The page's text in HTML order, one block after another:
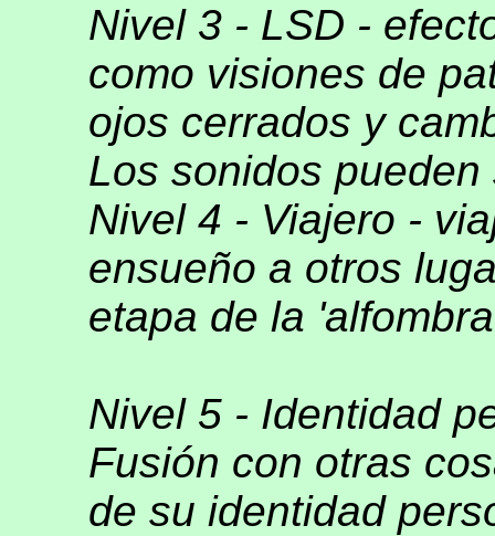
Nivel 3 - LSD -
como visiones de
ojos cerrados y
Los sonidos
Nivel 4 - Viajero -
ensueño a otros
etapa de la
Nivel 5 - Identidad
Fusión con otras
de su identidad